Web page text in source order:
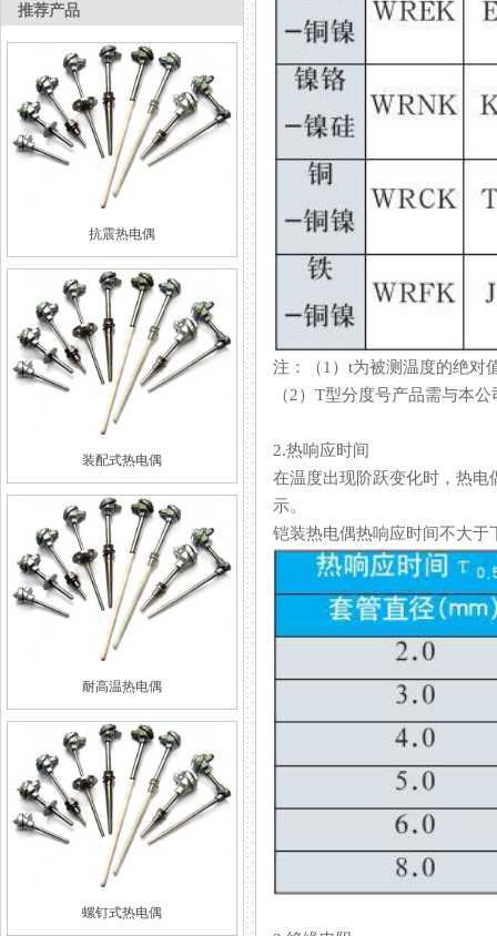
推荐产品
抗震热电偶
装配式热电偶
耐高温热电偶
螺钉式热电偶
注：（1）t为被测温度的绝对值
（2）T型分度号产品需与本公
2.热响应时间
在温度出现阶跃变化时，热
示。
铠装热电偶热响应时间不大于下